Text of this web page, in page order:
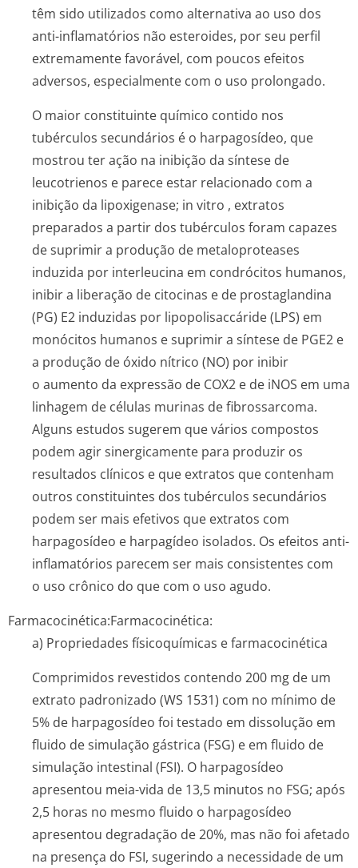
têm sido utilizados como alternativa ao uso dos
anti-inflamatórios não esteroides, por seu perfil
extremamente favorável, com poucos efeitos
adversos, especialmente com o uso prolongado.
O maior constituinte químico contido nos
tubérculos secundários é o harpagosídeo, que
mostrou ter ação na inibição da síntese de
leucotrienos e parece estar relacionado com a
inibição da lipoxigenase; in vitro , extratos
preparados a partir dos tubérculos foram capazes
de suprimir a produção de metaloproteases
induzida por interleucina em condrócitos humanos,
inibir a liberação de citocinas e de prostaglandina
(PG) E2 induzidas por lipopolisaccáride (LPS) em
monócitos humanos e suprimir a síntese de PGE2 e
a produção de óxido nítrico (NO) por inibir
o aumento da expressão de COX2 e de iNOS em uma
linhagem de células murinas de fibrossarcoma.
Alguns estudos sugerem que vários compostos
podem agir sinergicamente para produzir os
resultados clínicos e que extratos que contenham
outros constituintes dos tubérculos secundários
podem ser mais efetivos que extratos com
harpagosídeo e harpagídeo isolados. Os efeitos anti-
inflamatórios parecem ser mais consistentes com
o uso crônico do que com o uso agudo.
Farmacocinética:Farmacocinética:
a) Propriedades físicoquímicas e farmacocinética
Comprimidos revestidos contendo 200 mg de um
extrato padronizado (WS 1531) com no mínimo de
5% de harpagosídeo foi testado em dissolução em
fluido de simulação gástrica (FSG) e em fluido de
simulação intestinal (FSI). O harpagosídeo
apresentou meia-vida de 13,5 minutos no FSG; após
2,5 horas no mesmo fluido o harpagosídeo
apresentou degradação de 20%, mas não foi afetado
na presença do FSI, sugerindo a necessidade de um